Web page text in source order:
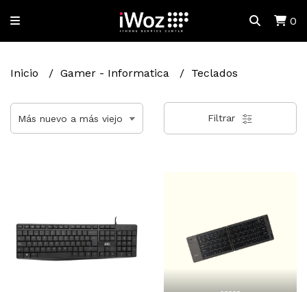
0
Inicio Gamer - Informatica Teclados
Filtrar